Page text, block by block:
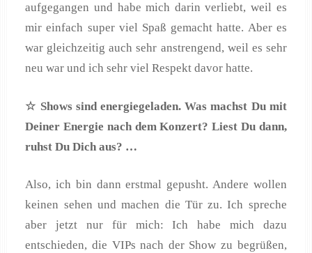
aufgegangen und habe mich darin verliebt, weil es
mir einfach super viel Spaß gemacht hatte. Aber es
war gleichzeitig auch sehr anstrengend, weil es sehr
neu war und ich sehr viel Respekt davor hatte.
☆ Shows sind energiegeladen. Was machst Du mit
Deiner Energie nach dem Konzert? Liest Du dann,
ruhst Du Dich aus? …
Also, ich bin dann erstmal gepusht. Andere wollen
keinen sehen und machen die Tür zu. Ich spreche
aber jetzt nur für mich: Ich habe mich dazu
entschieden, die VIPs nach der Show zu begrüßen,